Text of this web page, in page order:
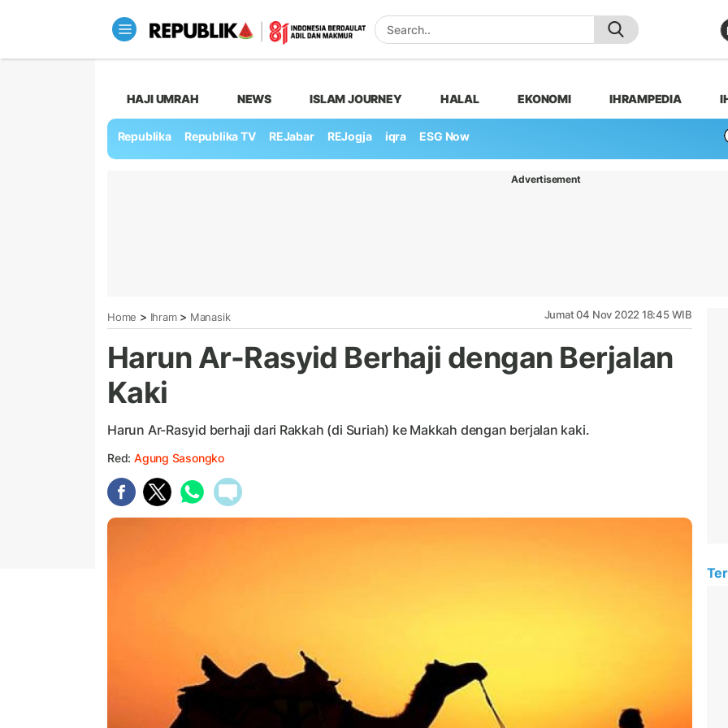
HAJI UMRAH NEWS ISLAM JOURNEY HALAL EKONOMI IHRAMPEDIA
Republika Republika TV REJabar REJogja iqra ESG Now
Advertisement
Home > Ihram> Manasik Jumat 04 Nov 2022 18:45 WIB
Harun Ar-Rasyid Berhaji dengan Berjalan
Kaki
Harun Ar-Rasyid berhaji dari Rakkah (di Suriah) ke Makkah dengan berjalan kaki.
Red: Agung Sasongko